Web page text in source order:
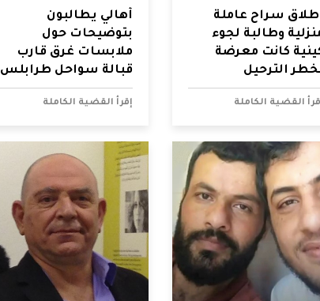
سراح عاملة
وطالبة لجوء
كانت معرضة
الترحيل
القضية الكاملة
أهالي يطالبون
بتوضيحات حول
ملابسات غرق قارب
قبالة سواحل طرابلس
إقرأ القضية الكاملة